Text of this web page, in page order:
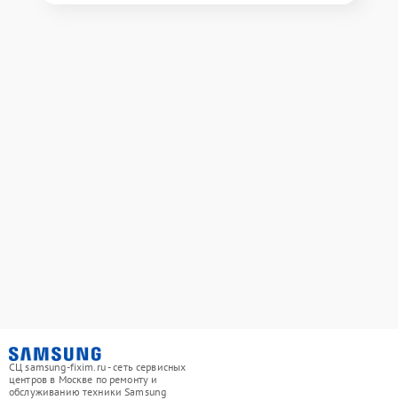
СЦ samsung-fixim.ru - сеть сервисных
центров в Москве по ремонту и
обслуживанию техники Samsung